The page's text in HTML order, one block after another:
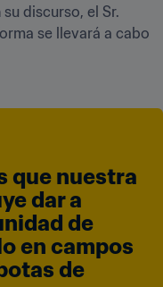
discurso, el Sr.
se llevará a cabo
que nuestra
dar a
de
en campos
de